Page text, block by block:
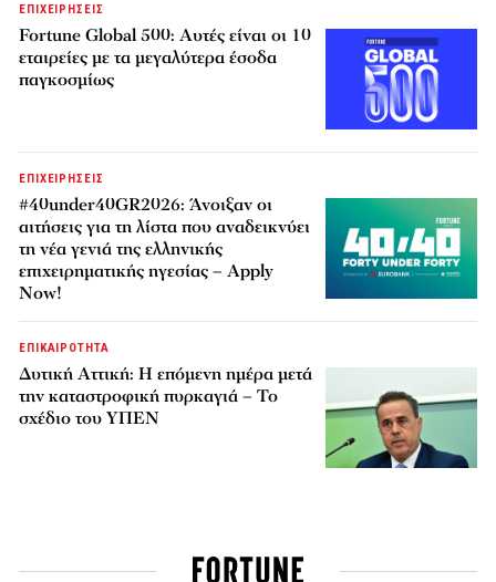
ΕΠΙΧΕΙΡΗΣΕΙΣ
Fortune Global 500: Αυτές είναι οι 10
εταιρείες με τα μεγαλύτερα έσοδα
παγκοσμίως
ΕΠΙΧΕΙΡΗΣΕΙΣ
#40under40GR2026: Άνοιξαν οι
αιτήσεις για τη λίστα που αναδεικνύει
τη νέα γενιά της ελληνικής
επιχειρηματικής ηγεσίας – Apply
Now!
ΕΠΙΚΑΙΡΟΤΗΤΑ
Δυτική Αττική: Η επόμενη ημέρα μετά
την καταστροφική πυρκαγιά – Το
σχέδιο του ΥΠΕΝ